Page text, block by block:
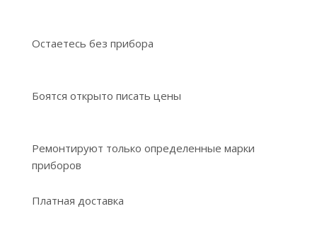
Остаетесь без прибора
Боятся открыто писать цены
Ремонтируют только определенные марки
приборов
Платная доставка